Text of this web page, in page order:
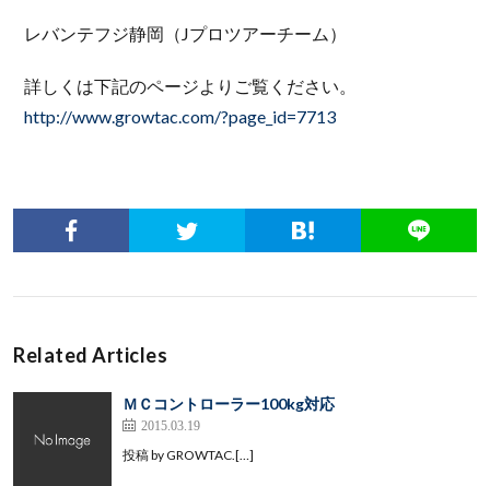
レバンテフジ静岡（Jプロツアーチーム）
詳しくは下記のページよりご覧ください。
http://www.growtac.com/?page_id=7713
Related Articles
ＭＣコントローラー100kg対応
2015.03.19
投稿 by GROWTAC.[…]